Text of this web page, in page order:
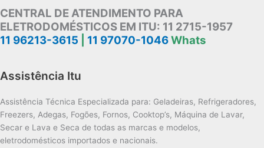
CENTRAL DE ATENDIMENTO PARA
ELETRODOMÉSTICOS EM ITU: 11 2715-1957
11 96213-3615
11 97070-1046Whats
Assistência Itu
Assistência Técnica Especializada para: Geladeiras, Refrigeradores,
Freezers, Adegas, Fogões, Fornos, Cooktop’s, Máquina de Lavar,
Secar e Lava e Seca de todas as marcas e modelos,
eletrodomésticos importados e nacionais.